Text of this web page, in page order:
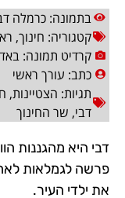
בתמונה: כרמלה
קטגוריה: חינוך,
קרדיט תמונה:
כתב: עורך ראשי
תגיות: הצטיינות,
דבי, שר החינוך
דבי היא מהגננות
את ילדי העיר.